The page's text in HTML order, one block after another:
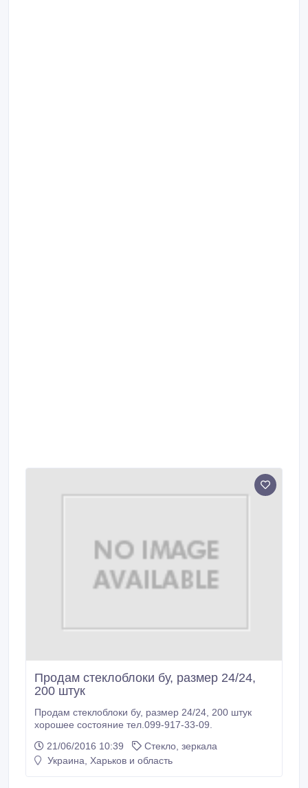
Продам стеклоблоки бу, размер 24/24,
200 штук
Продам стеклоблоки бу, размер 24/24, 200 штук
хорошее состояние тел.099-917-33-09.
21/06/2016 10:39
Стекло, зеркала
Украина, Харьков и область